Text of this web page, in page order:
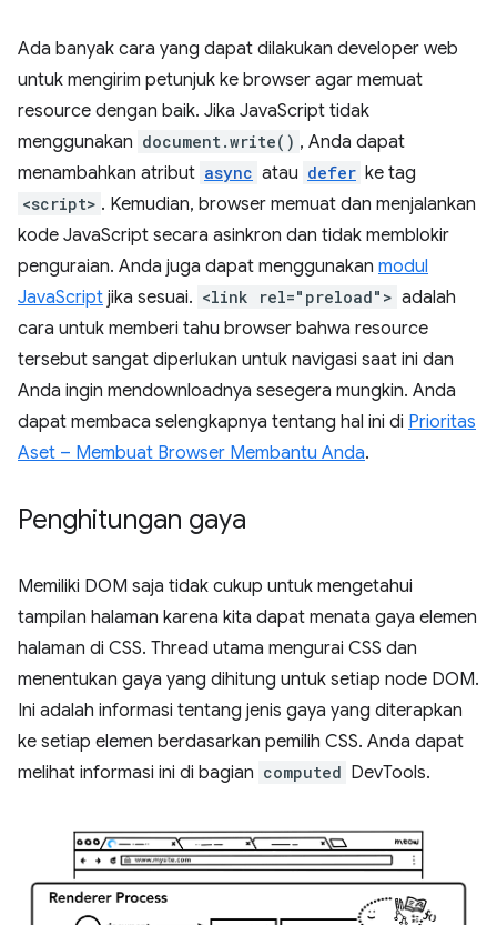
Ada banyak cara yang dapat dilakukan developer web
untuk mengirim petunjuk ke browser agar memuat
resource dengan baik. Jika JavaScript tidak
menggunakan document.write() , Anda dapat
menambahkan atribut async atau defer ke tag
<script> . Kemudian, browser memuat dan menjalankan
kode JavaScript secara asinkron dan tidak memblokir
penguraian. Anda juga dapat menggunakan modul
JavaScript jika sesuai. <link rel="preload"> adalah
cara untuk memberi tahu browser bahwa resource
tersebut sangat diperlukan untuk navigasi saat ini dan
Anda ingin mendownloadnya sesegera mungkin. Anda
dapat membaca selengkapnya tentang hal ini di Prioritas
Aset – Membuat Browser Membantu Anda.
Penghitungan gaya
Memiliki DOM saja tidak cukup untuk mengetahui
tampilan halaman karena kita dapat menata gaya elemen
halaman di CSS. Thread utama mengurai CSS dan
menentukan gaya yang dihitung untuk setiap node DOM.
Ini adalah informasi tentang jenis gaya yang diterapkan
ke setiap elemen berdasarkan pemilih CSS. Anda dapat
melihat informasi ini di bagian computed DevTools.